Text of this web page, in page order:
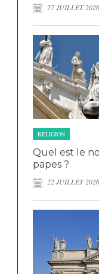
27 JUILLET 2026
RELIGION
Quel est le
papes ?
22 JUILLET 2026